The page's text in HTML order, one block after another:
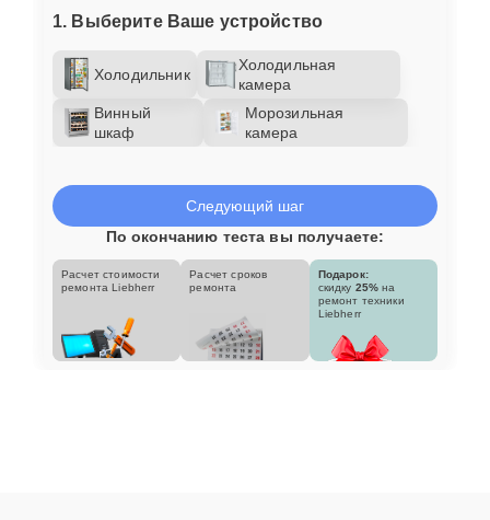
1. Выберите Ваше устройство
Холодильник
Холодильная
камера
Винный
шкаф
Морозильная
камера
Следующий шаг
По окончанию теста вы получаете:
Расчет стоимости
ремонта Liebherr
Расчет сроков
ремонта
Подарок:
скидку 25% на
ремонт техники
Liebherr